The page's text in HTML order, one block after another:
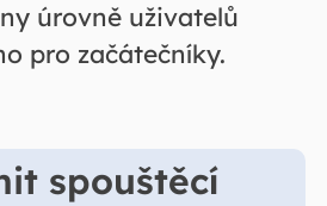
úrovně uživatelů
pro začátečníky.
spouštěcí